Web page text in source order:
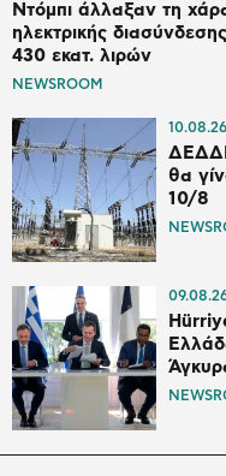
Ντόμπι άλλαξαν τη
ηλεκτρικής διασύνδεσης
430 εκατ. λιρών
NEWSROOM
10.08.26
θα
10/8